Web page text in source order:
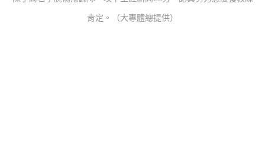
肯定。（大專體總提供）